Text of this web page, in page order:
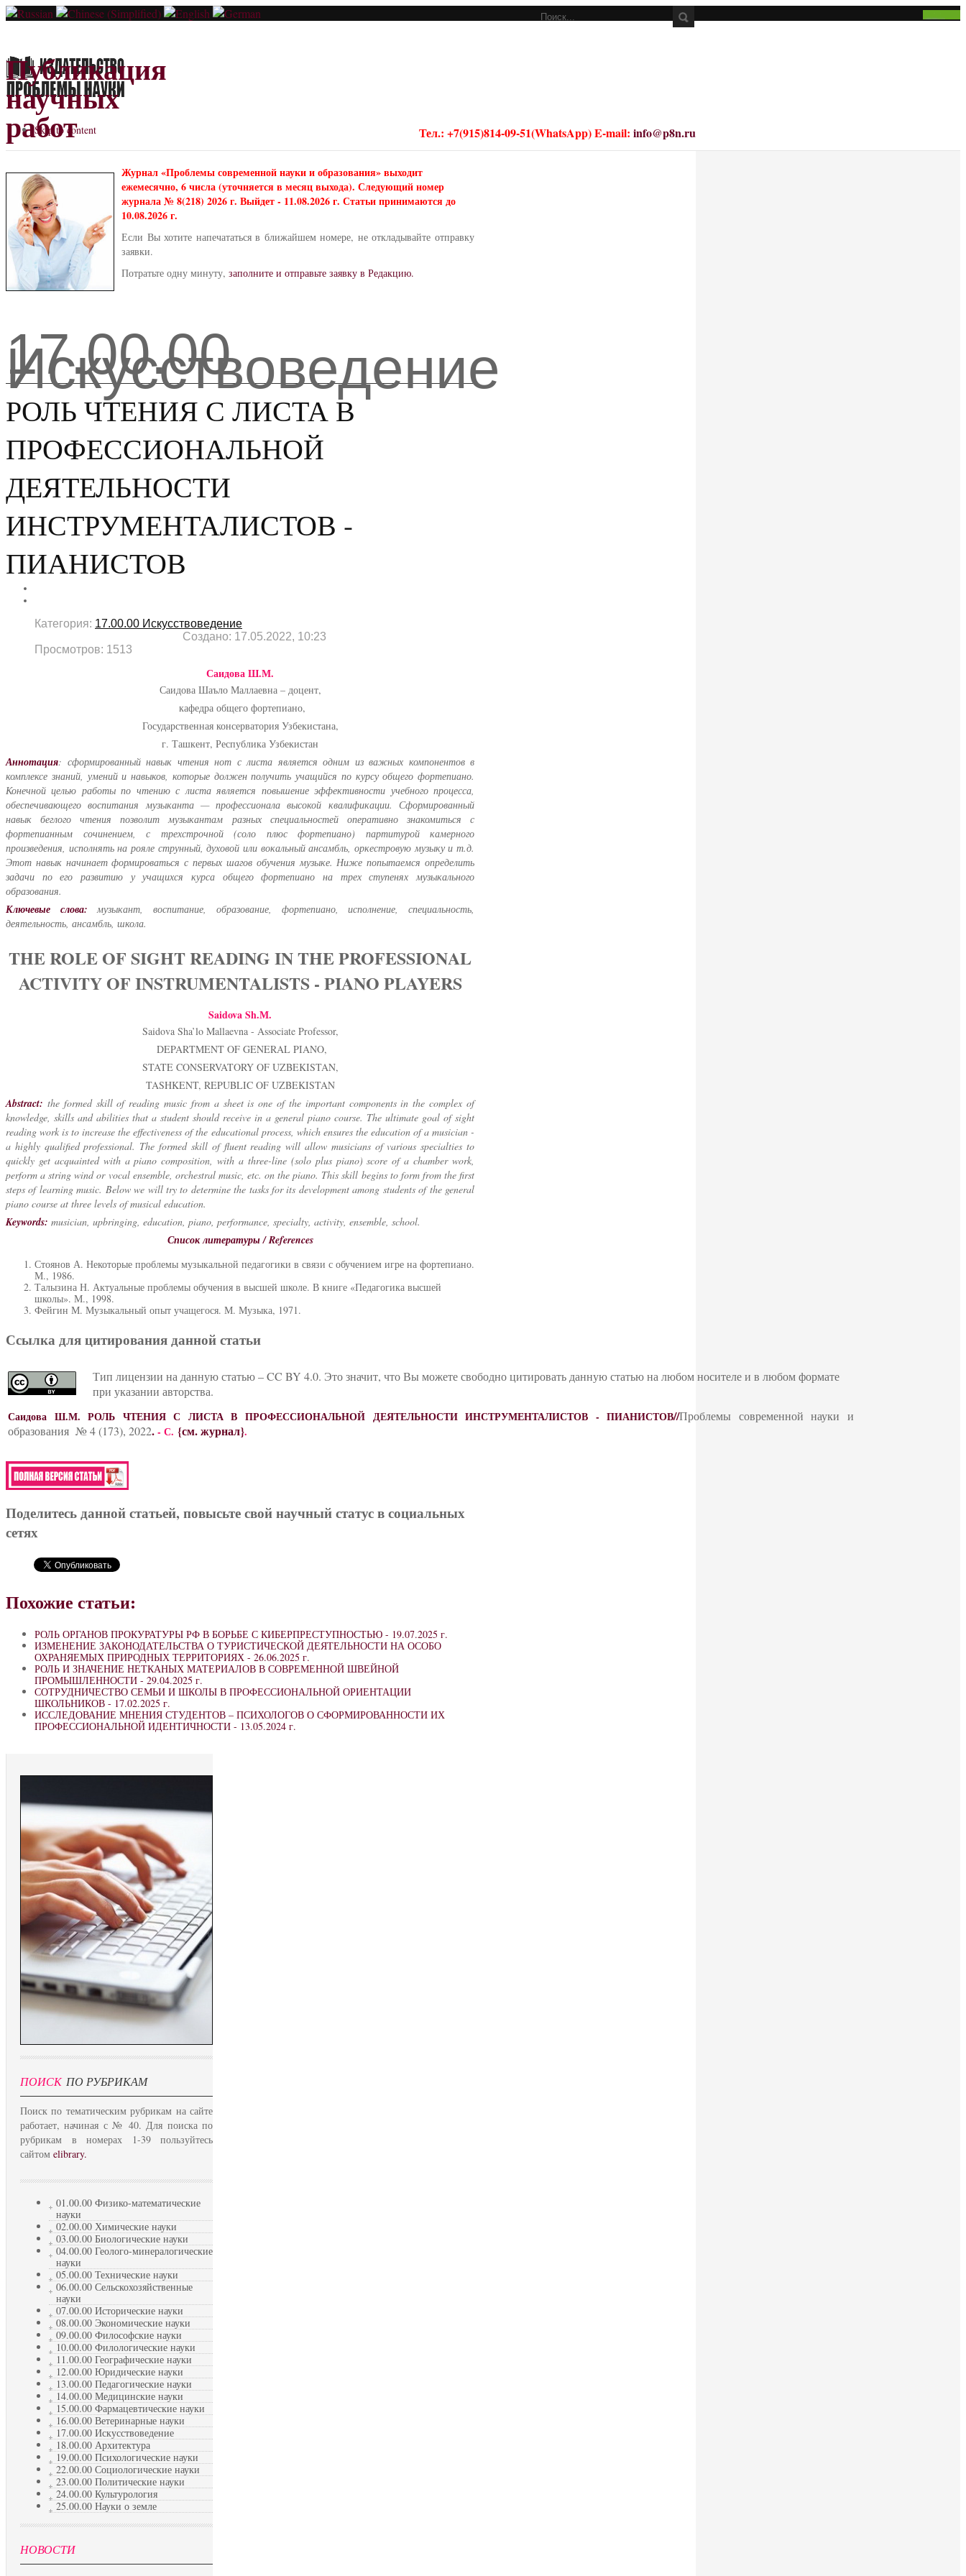
Публикация
научных
работ Тел.: +7(915)814-09-51(WhatsApp) E-mail: info@p8n.ru
Skip to content
Журнал «Проблемы современной науки и образования» выходит
ежемесячно, 6 числа (уточняется в месяц выхода). Следующий номер
журнала № 8(218) 2026 г. Выйдет - 11.08.2026 г. Статьи принимаются до
10.08.2026 г.
Если Вы хотите напечататься в ближайшем номере, не откладывайте отправку
заявки.
Потратьте одну минуту, заполните и отправьте заявку в Редакцию.
17.00.00
Искусствоведение
РОЛЬ ЧТЕНИЯ С ЛИСТА В
ПРОФЕССИОНАЛЬНОЙ
ДЕЯТЕЛЬНОСТИ
ИНСТРУМЕНТАЛИСТОВ -
ПИАНИСТОВ
Категория: 17.00.00 Искусствоведение
Создано: 17.05.2022, 10:23
Просмотров: 1513
Саидова Ш.М.
Саидова Шаъло Маллаевна – доцент,
кафедра общего фортепиано,
Государственная консерватория Узбекистана,
г. Ташкент, Республика Узбекистан
Аннотация: сформированный навык чтения нот с листа является одним из важных компонентов в
комплексе знаний, умений и навыков, которые должен получить учащийся по курсу общего фортепиано.
Конечной целью работы по чтению с листа является повышение эффективности учебного процесса,
обеспечивающего воспитания музыканта — профессионала высокой квалификации. Сформированный
навык беглого чтения позволит музыкантам разных специальностей оперативно знакомиться с
фортепианным сочинением, с трехстрочной (соло плюс фортепиано) партитурой камерного
произведения, исполнять на рояле струнный, духовой или вокальный ансамбль, оркестровую музыку и т.д.
Этот навык начинает формироваться с первых шагов обучения музыке. Ниже попытаемся определить
задачи по его развитию у учащихся курса общего фортепиано на трех ступенях музыкального
образования.
Ключевые слова:
музыкант, воспитание, образование, фортепиано, исполнение, специальность,
деятельность, ансамбль, школа.
THE ROLE OF SIGHT READING IN THE PROFESSIONAL
ACTIVITY OF INSTRUMENTALISTS - PIANO PLAYERS
Saidova Sh.М.
Saidova Sha’lo Mallaevna - Associate Professor,
DEPARTMENT OF GENERAL PIANO,
STATE CONSERVATORY OF UZBEKISTAN,
TASHKENT, REPUBLIC OF UZBEKISTAN
Abstract: the formed skill of reading music from a sheet is one of the important components in the complex of
knowledge, skills and abilities that a student should receive in a general piano course. The ultimate goal of sight
reading work is to increase the effectiveness of the educational process, which ensures the education of a musician -
a highly qualified professional. The formed skill of fluent reading will allow musicians of various specialties to
quickly get acquainted with a piano composition, with a three-line (solo plus piano) score of a chamber work,
perform a string wind or vocal ensemble, orchestral music, etc. on the piano. This skill begins to form from the first
steps of learning music. Below we will try to determine the tasks for its development among students of the general
piano course at three levels of musical education.
Keywords: musician, upbringing, education, piano, performance, specialty, activity, ensemble, school.
Список литературы / References
Стоянов А. Некоторые проблемы музыкальной педагогики в связи с обучением игре на фортепиано.
М., 1986.
Талызина Н. Актуальные проблемы обучения в высшей школе. В книге «Педагогика высшей
школы». М., 1998.
Фейгин М. Музыкальный опыт учащегося. М. Музыка, 1971.
Ссылка для цитирования данной статьи
Тип лицензии на данную статью – CC BY 4.0. Это значит, что Вы можете свободно цитировать данную статью на любом носителе и в любом формате
при указании авторства.
Саидова Ш.М. РОЛЬ ЧТЕНИЯ С ЛИСТА В ПРОФЕССИОНАЛЬНОЙ ДЕЯТЕЛЬНОСТИ ИНСТРУМЕНТАЛИСТОВ - ПИАНИСТОВ//Проблемы современной науки и
образования № 4 (173), 2022.- С. {см. журнал}.
Поделитесь данной статьей, повысьте свой научный статус в социальных
сетях
Похожие статьи:
РОЛЬ ОРГАНОВ ПРОКУРАТУРЫ РФ В БОРЬБЕ С КИБЕРПРЕСТУПНОСТЬЮ - 19.07.2025 г.
ИЗМЕНЕНИЕ ЗАКОНОДАТЕЛЬСТВА О ТУРИСТИЧЕСКОЙ ДЕЯТЕЛЬНОСТИ НА ОСОБО
ОХРАНЯЕМЫХ ПРИРОДНЫХ ТЕРРИТОРИЯХ - 26.06.2025 г.
РОЛЬ И ЗНАЧЕНИЕ НЕТКАНЫХ МАТЕРИАЛОВ В СОВРЕМЕННОЙ ШВЕЙНОЙ
ПРОМЫШЛЕННОСТИ - 29.04.2025 г.
СОТРУДНИЧЕСТВО СЕМЬИ И ШКОЛЫ В ПРОФЕССИОНАЛЬНОЙ ОРИЕНТАЦИИ
ШКОЛЬНИКОВ - 17.02.2025 г.
ИССЛЕДОВАНИЕ МНЕНИЯ СТУДЕНТОВ – ПСИХОЛОГОВ О СФОРМИРОВАННОСТИ ИХ
ПРОФЕССИОНАЛЬНОЙ ИДЕНТИЧНОСТИ - 13.05.2024 г.
ПОИСК ПО РУБРИКАМ
Поиск по тематическим рубрикам на сайте
работает, начиная с № 40. Для поиска по
рубрикам в номерах 1-39 пользуйтесь
сайтом elibrary.
01.00.00 Физико-математические
науки
02.00.00 Химические науки
03.00.00 Биологические науки
04.00.00 Геолого-минералогические
науки
05.00.00 Технические науки
06.00.00 Сельскохозяйственные
науки
07.00.00 Исторические науки
08.00.00 Экономические науки
09.00.00 Философские науки
10.00.00 Филологические науки
11.00.00 Географические науки
12.00.00 Юридические науки
13.00.00 Педагогические науки
14.00.00 Медицинские науки
15.00.00 Фармацевтические науки
16.00.00 Ветеринарные науки
17.00.00 Искусствоведение
18.00.00 Архитектура
19.00.00 Психологические науки
22.00.00 Социологические науки
23.00.00 Политические науки
24.00.00 Культурология
25.00.00 Науки о земле
НОВОСТИ